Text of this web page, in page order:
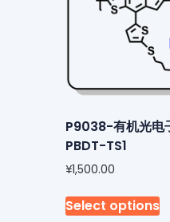
P9038-有机光电
PBDT-TS1
¥1,500.00
Select options